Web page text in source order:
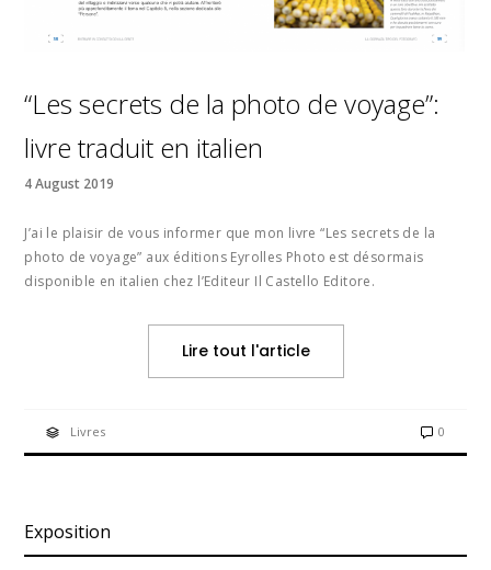
“Les secrets de la photo de voyage”:
livre traduit en italien
4 August 2019
J’ai le plaisir de vous informer que mon livre “Les secrets de la
photo de voyage” aux éditions Eyrolles Photo est désormais
disponible en italien chez l’Editeur Il Castello Editore.
Lire tout l'article
Livres 0
Exposition